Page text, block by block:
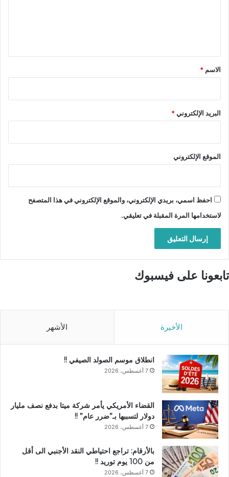
*
الاسم *
البريد الإلكتروني*
الموقع الإلكتروني
احفظ اسمي، بريدي الإلكتروني، والموقع الإلكتروني في هذا المتصفح
لاستخدامها المرة المقبلة في تعليقي.
تابعونا على فيسبوك
الأخيرة الأشهر
انطلاق موسم الصولد الصيفي !!
7 أغسطس، 2026
القضاء الأمريكي يأمر شركة ميتا بدفع نصف مليار
دولار لتسببها بـ”ضرر عام” !!
7 أغسطس، 2026
بالأرقام: تراجع احتياطي النقد الأجنبي الى أقل
من 100 يوم توريد !!
7 أغسطس، 2026